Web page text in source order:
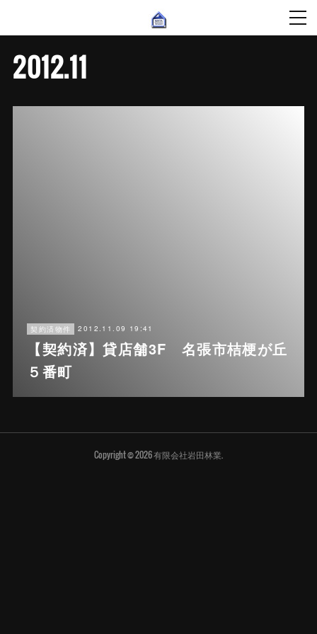
2012.11
契約済物件 2012.11.09 19:41
【契約済】貸店舗3F 名張市桔梗が丘
５番町
Copyright ©2026有限会社岩田林業.